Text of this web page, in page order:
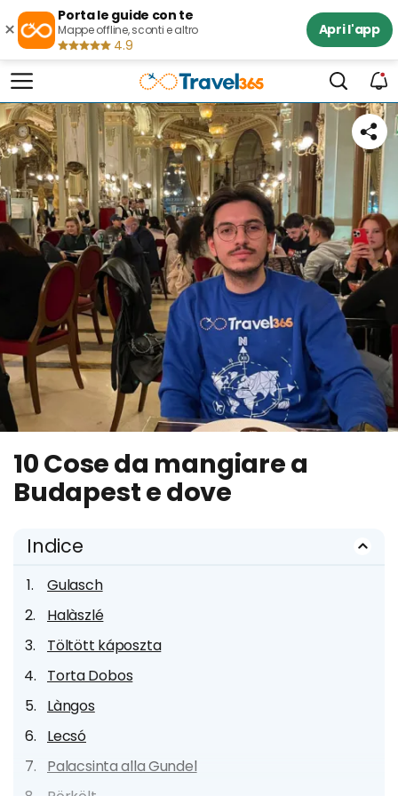
×
Porta le guide con te
Mappe offline, sconti e altro
4.9
Apri l'app
10 Cose da mangiare a
Budapest e dove
Indice
Gulasch
Halàszlé
Töltött káposzta
Torta Dobos
Làngos
Lecsó
Palacsinta alla Gundel